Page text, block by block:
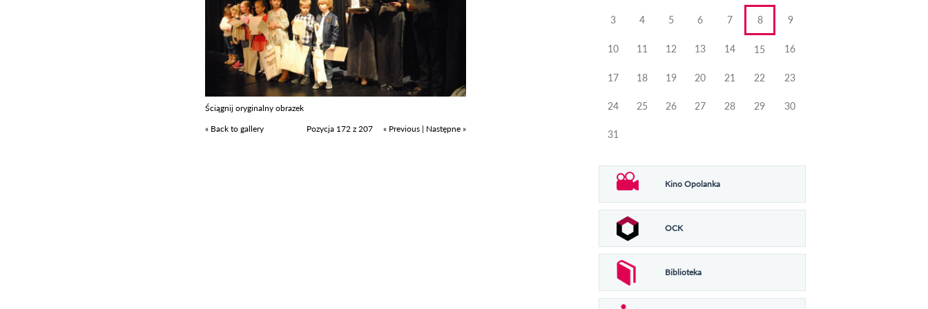
Ściągnij oryginalny obrazek
« Back to gallery
Pozycja 172 z 207 « Previous | Następne »
3 4 5 6 7 8 9
10 11 12 13 14 15 16
17 18 19 20 21 22 23
24 25 26 27 28 29 30
31
Kino Opolanka
OCK
Biblioteka